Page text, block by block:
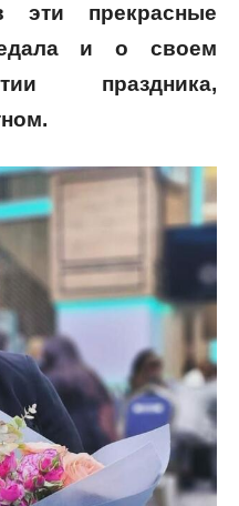
эти прекрасные
и о своем
праздника,